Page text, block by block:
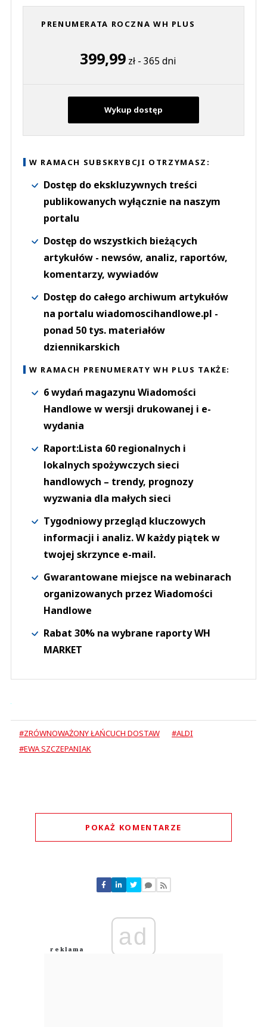
PRENUMERATA ROCZNA WH PLUS
399,99zł - 365 dni
Wykup dostęp
W RAMACH SUBSKRYBCJI OTRZYMASZ:
Dostęp do ekskluzywnych treści
publikowanych wyłącznie na naszym
portalu
Dostęp do wszystkich bieżących
artykułów - newsów, analiz, raportów,
komentarzy, wywiadów
Dostęp do całego archiwum artykułów
na portalu wiadomoscihandlowe.pl -
ponad 50 tys. materiałów
dziennikarskich
W RAMACH PRENUMERATY WH PLUS TAKŻE:
6 wydań magazynu Wiadomości
Handlowe w wersji drukowanej i e-
wydania
Raport:Lista 60 regionalnych i
lokalnych spożywczych sieci
handlowych – trendy, prognozy
wyzwania dla małych sieci
Tygodniowy przegląd kluczowych
informacji i analiz. W każdy piątek w
twojej skrzynce e-mail.
Gwarantowane miejsce na webinarach
organizowanych przez Wiadomości
Handlowe
Rabat 30% na wybrane raporty WH
MARKET
#ZRÓWNOWAŻONY ŁAŃCUCH DOSTAW
#ALDI
#EWA SZCZEPANIAK
POKAŻ KOMENTARZE
Nie znaleziono komentarzy
Zostaw swoje komentarze
Anuluj
ad